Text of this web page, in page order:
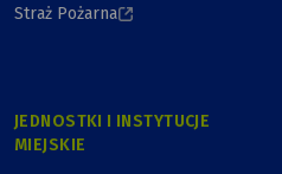
Straż Pożarna
JEDNOSTKI I INSTYTUCJE
MIEJSKIE